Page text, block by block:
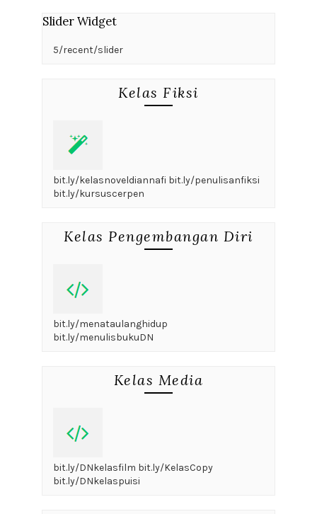
Slider Widget
5/recent/slider
Kelas Fiksi
bit.ly/kelasnoveldiannafi bit.ly/penulisanfiksi
bit.ly/kursuscerpen
Kelas Pengembangan Diri
bit.ly/menataulanghidup
bit.ly/menulisbukuDN
Kelas Media
bit.ly/DNkelasfilm bit.ly/KelasCopy
bit.ly/DNkelaspuisi